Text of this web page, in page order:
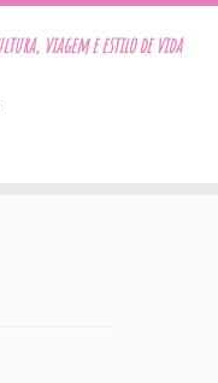
viagem e estilo de vida